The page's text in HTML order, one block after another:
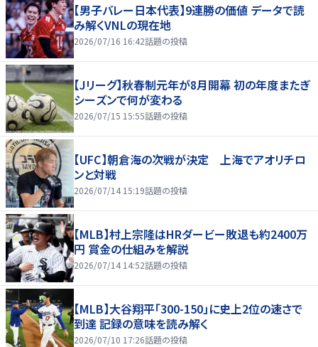
【男子バレー日本代表】9連勝の価値 データで読
み解くVNLの現在地
2026/07/16 16:42話題の投稿
【Jリーグ】秋春制元年が8月開幕 初の年度またぎ
シーズンで何が変わる
2026/07/15 15:55話題の投稿
【UFC】朝倉海の次戦が決定 上海でアオリチロ
ンと対戦
2026/07/14 15:19話題の投稿
【MLB】村上宗隆はHRダービー敗退も約2400万
円 賞金の仕組みを解説
2026/07/14 14:52話題の投稿
【MLB】大谷翔平「300-150」に史上2位の速さで
到達 記録の意味を読み解く
2026/07/10 17:26話題の投稿